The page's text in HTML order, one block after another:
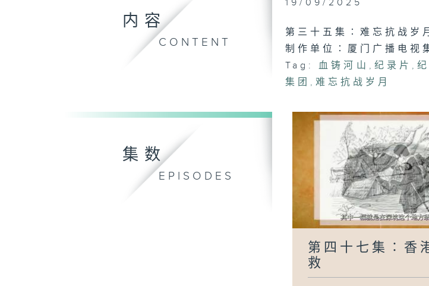
内容
CONTENT
19/09/2025
第三十五集∶难忘抗战岁月
制作单位∶厦门广播电视
Tag:
血铸河山 , 纪录片 ,
集团 ,难忘抗战岁月
集数
EPISODES
第四十七集∶香
救